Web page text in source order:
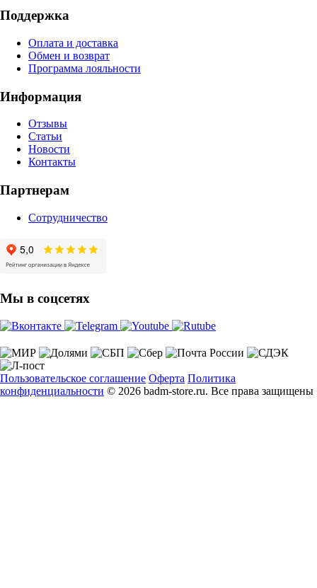
Поддержка
Оплата и доставка
Обмен и возврат
Программа лояльности
Информация
Отзывы
Статьи
Новости
Контакты
Партнерам
Сотрудничество
Мы в соцсетях
Пользовательское соглашение Оферта Политика
конфиденциальности © 2026 badm-store.ru. Все права защищены